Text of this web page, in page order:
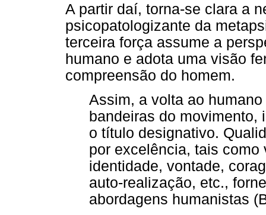
A partir daí, torna-se clara a
psicopatologizante da
terceira força assume a
humano e adota uma visão
compreensão do homem.
Assim, a volta ao
bandeiras do movimento,
o título designativo.
por excelência, tais
identidade, vontade,
auto-realização, etc.,
abordagens humanistas